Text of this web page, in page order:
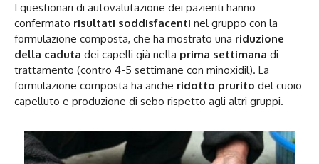
I questionari di autovalutazione dei pazienti hanno
confermato risultati soddisfacenti nel gruppo con la
formulazione composta, che ha mostrato una riduzione
della caduta dei capelli già nella prima settimana di
trattamento (contro 4-5 settimane con minoxidil). La
formulazione composta ha anche ridotto prurito del cuoio
capelluto e produzione di sebo rispetto agli altri gruppi.